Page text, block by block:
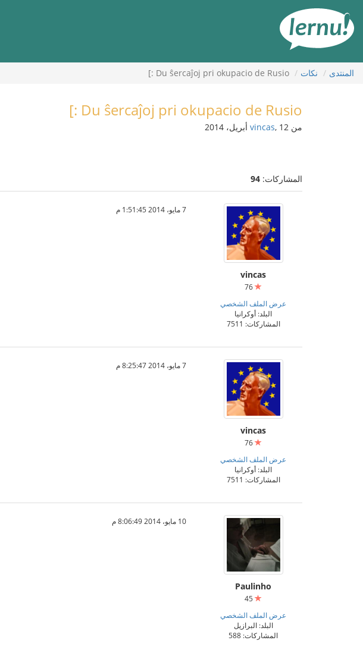
المحتويات
المنتدى نكات Du ŝercaĵoj pri okupacio de Rusio :]
Du ŝercaĵoj pri okupacio de Rusio :]
من vincas, 12 أبريل، 2014
المشاركات: 94
vincas
عرض الملف الشخصي
البلد: أوكرانيا
المشاركات: 7511
7 مايو، 2014 1:51:45 م
vincas
عرض الملف الشخصي
البلد: أوكرانيا
المشاركات: 7511
7 مايو، 2014 8:25:47 م
Paulinho
عرض الملف الشخصي
البلد: البرازيل
المشاركات: 588
10 مايو، 2014 8:06:49 م